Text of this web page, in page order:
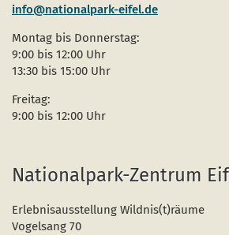
info@nationalpark-eifel.de
Montag bis Donnerstag:
9:00 bis 12:00 Uhr
13:30 bis 15:00 Uhr
Freitag:
9:00 bis 12:00 Uhr
Nationalpark-Zentrum
Erlebnisausstellung Wildnis(t)räume
Vogelsang 70